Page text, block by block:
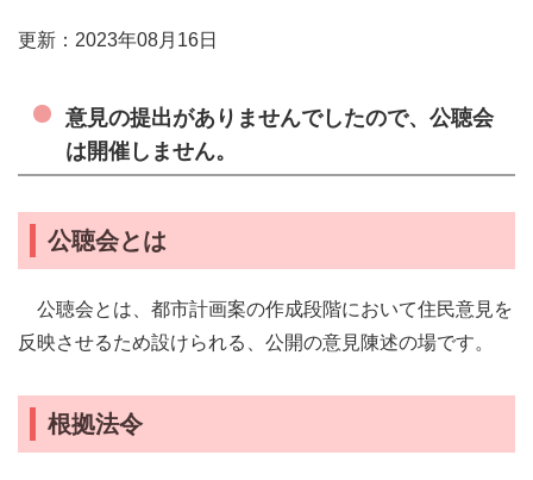
更新：2023年08月16日
意見の提出がありませんでしたので、公聴会
は開催しません。
公聴会とは
公聴会とは、都市計画案の作成段階において住民意見を
反映させるため設けられる、公開の意見陳述の場です。
根拠法令